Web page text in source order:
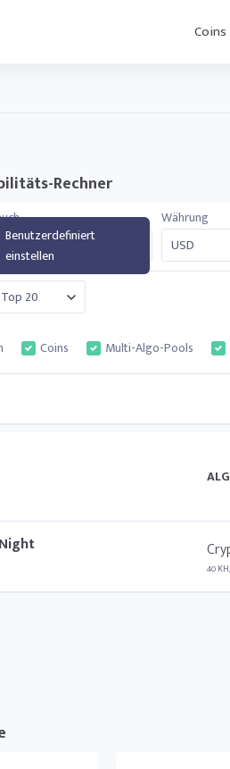
Coins
Rechner
Benutzerdefiniert
einstellen
Währung
Coins Multi-Algo-Pools
40